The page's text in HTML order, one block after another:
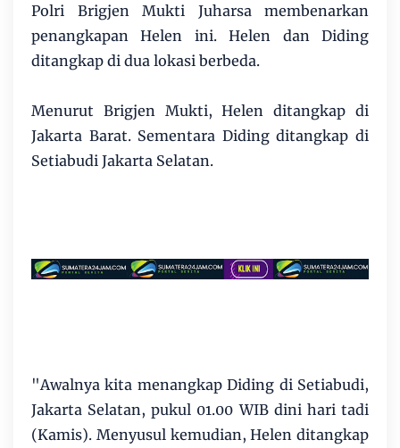
Polri Brigjen Mukti Juharsa membenarkan
penangkapan Helen ini. Helen dan Diding
ditangkap di dua lokasi berbeda.
Menurut Brigjen Mukti, Helen ditangkap di
Jakarta Barat. Sementara Diding ditangkap di
Setiabudi Jakarta Selatan.
"Awalnya kita menangkap Diding di Setiabudi,
Jakarta Selatan, pukul 01.00 WIB dini hari tadi
(Kamis). Menyusul kemudian, Helen ditangkap